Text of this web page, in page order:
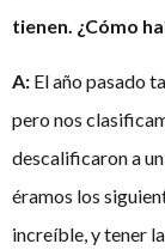
tienen. ¿Cómo
A: El año pasado
pero nos
descalificaron a
éramos los
increíble, y tener